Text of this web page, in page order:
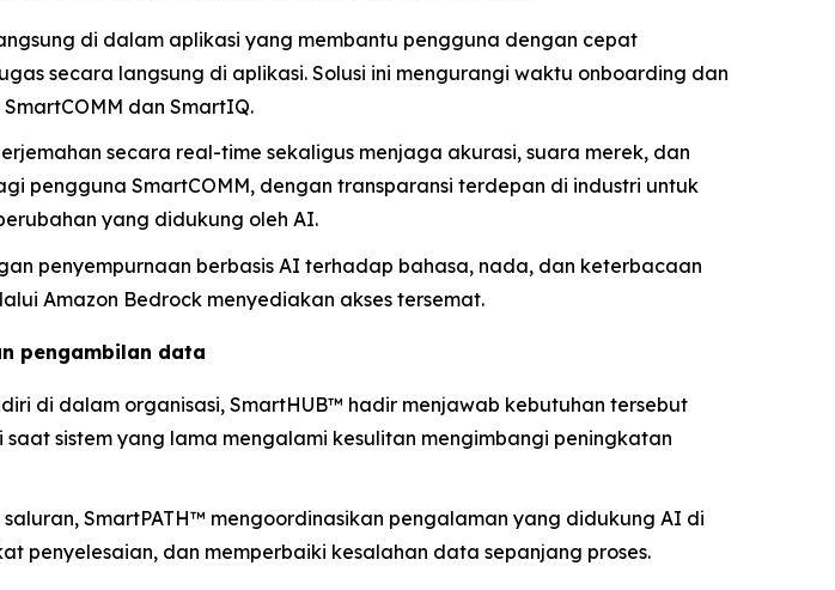
di dalam aplikasi yang membantu pengguna dengan cepat
secara langsung di aplikasi. Solusi ini mengurangi waktu onboarding dan
dan SmartIQ.
secara real-time sekaligus menjaga akurasi, suara merek, dan
pengguna SmartCOMM, dengan transparansi terdepan di industri untuk
yang didukung oleh AI.
penyempurnaan berbasis AI terhadap bahasa, nada, dan keterbacaan
Amazon Bedrock menyediakan akses tersemat.
pengambilan data
di dalam organisasi, SmartHUB™ hadir menjawab kebutuhan tersebut
sistem yang lama mengalami kesulitan mengimbangi peningkatan
SmartPATH™ mengoordinasikan pengalaman yang didukung AI di
penyelesaian, dan memperbaiki kesalahan data sepanjang proses.